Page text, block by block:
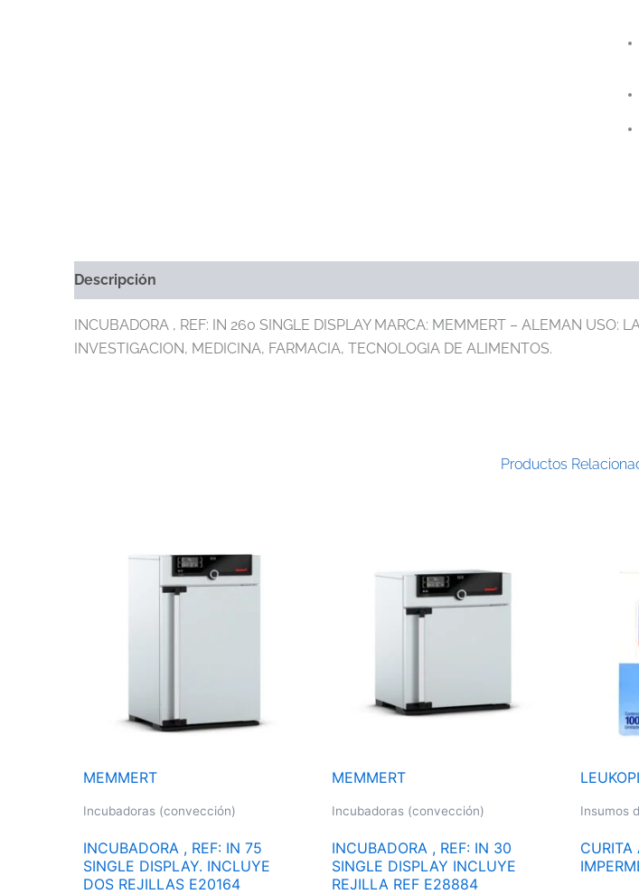
Descripción
INCUBADORA , REF: IN 260 SINGLE DISPLAY MARCA: MEMMERT – ALEMAN USO:
INVESTIGACION, MEDICINA, FARMACIA, TECNOLOGIA DE ALIMENTOS.
Productos
MEMMERT
Incubadoras (convección)
INCUBADORA , REF: IN 75
SINGLE DISPLAY. INCLUYE
DOS REJILLAS E20164
MEMMERT
Incubadoras (convección)
INCUBADORA , REF: IN 30
SINGLE DISPLAY INCLUYE
REJILLA REF E28884
Insumos
CURITA